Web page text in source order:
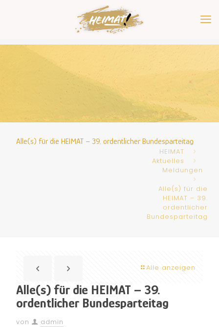
Alle(s) für die HEIMAT – 39. ordentlicher Bundesparteitag
HEIMAT
Aktuelles
Meldungen
Alle(s) für die
HEIMAT – 39.
ordentlicher
Bundesparteitag
Alle anzeigen
Alle(s) für die HEIMAT – 39.
ordentlicher Bundesparteitag
von admin